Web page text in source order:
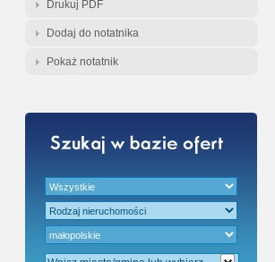
Drukuj PDF
Dodaj do notatnika
Pokaż notatnik